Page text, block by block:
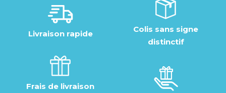
Livraison rapide
Colis sans signe
distinctif
Frais de livraison